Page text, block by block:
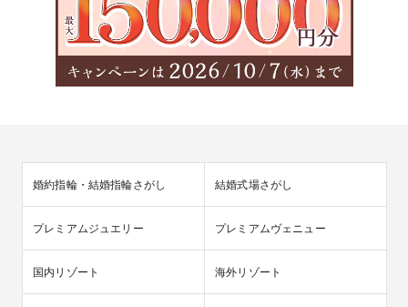
婚約指輪・結婚指輪さがし 結婚式場さがし
プレミアムジュエリー プレミアムヴェニュー
国内リゾート 海外リゾート